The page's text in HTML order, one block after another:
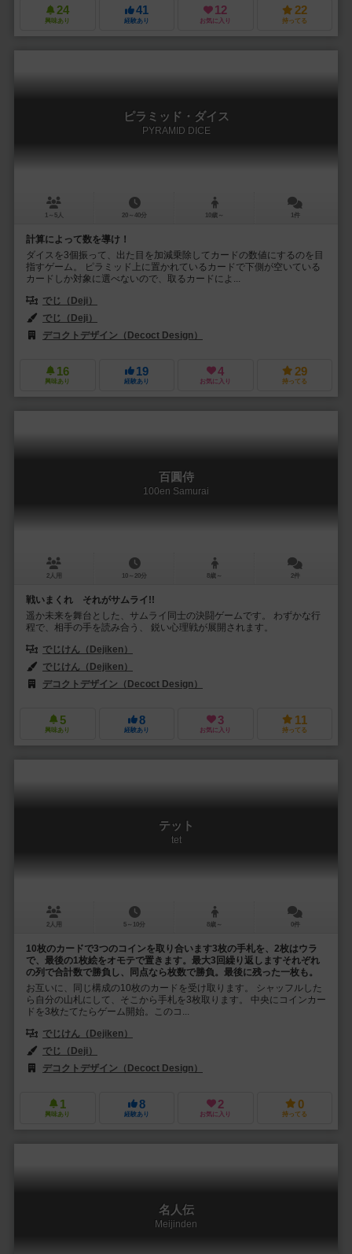
24
興味あり
41
経験あり
12
お気に入り
22
持ってる
ピラミッド・ダイス
PYRAMID DICE
1～5人 20～40分 10歳～ 1件
計算によって数を導け！
ダイスを3個振って、出た目を加減乗除してカードの数値にするのを目
指すゲーム。 ピラミッド上に置かれているカードで下側が空いている
カードしか対象に選べないので、取るカードによ...
でじ（Deji）
でじ（Deji）
デコクトデザイン（Decoct Design）
16
興味あり
19
経験あり
4
お気に入り
29
持ってる
百圓侍
100en Samurai
2人用 10～20分 8歳～ 2件
戦いまくれ それがサムライ!!
遥か未来を舞台とした、サムライ同士の決闘ゲームです。 わずかな行
程で、相手の手を読み合う、 鋭い心理戦が展開されます。
でじけん（Dejiken）
でじけん（Dejiken）
デコクトデザイン（Decoct Design）
5
興味あり
8
経験あり
3
お気に入り
11
持ってる
テット
tet
2人用 5～10分 8歳～ 0件
10枚のカードで3つのコインを取り合います3枚の手札を、2枚はウラ
で、最後の1枚絵をオモテで置きます。最大3回繰り返しますそれぞれ
の列で合計数で勝負し、同点なら枚数で勝負。最後に残った一枚も。
お互いに、同じ構成の10枚のカードを受け取ります。 シャッフルした
ら自分の山札にして、そこから手札を3枚取ります。 中央にコインカー
ドを3枚たてたらゲーム開始。このコ...
でじけん（Dejiken）
でじ（Deji）
デコクトデザイン（Decoct Design）
1
興味あり
8
経験あり
2
お気に入り
0
持ってる
名人伝
Meijinden